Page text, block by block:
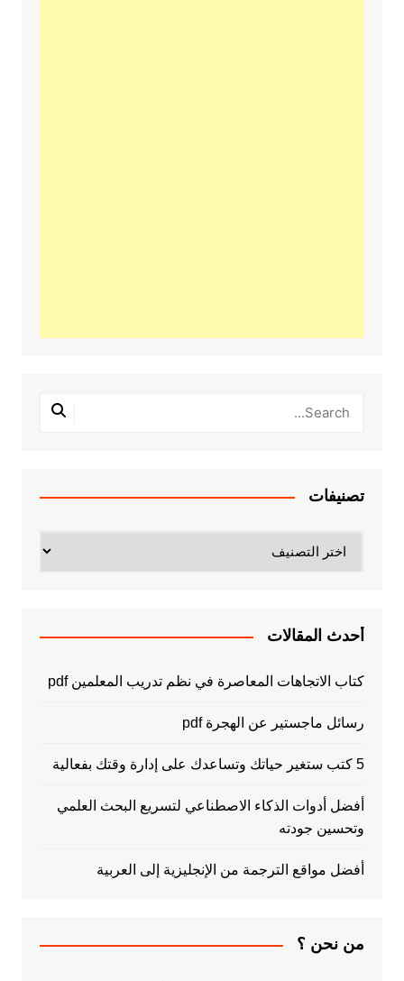
تصنيفات
أحدث المقالات
كتاب الاتجاهات المعاصرة في نظم تدريب المعلمين pdf
رسائل ماجستير عن الهجرة pdf
5 كتب ستغير حياتك وتساعدك على إدارة وقتك بفعالية
أفضل أدوات الذكاء الاصطناعي لتسريع البحث العلمي
وتحسين جودته
أفضل مواقع الترجمة من الإنجليزية إلى العربية
من نحن ؟